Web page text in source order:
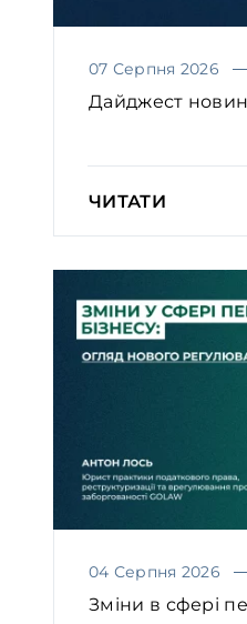
07 Серпня 2026
Дайджест
ЧИТАТИ
04 Серпня 2026
Зміни в сфері